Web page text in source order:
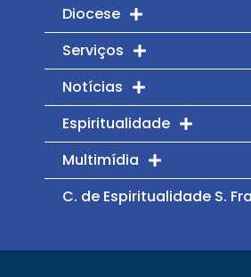
Diocese
Serviços
Notícias
Espiritualidade
Multimídia
C. de Espiritualidade S.